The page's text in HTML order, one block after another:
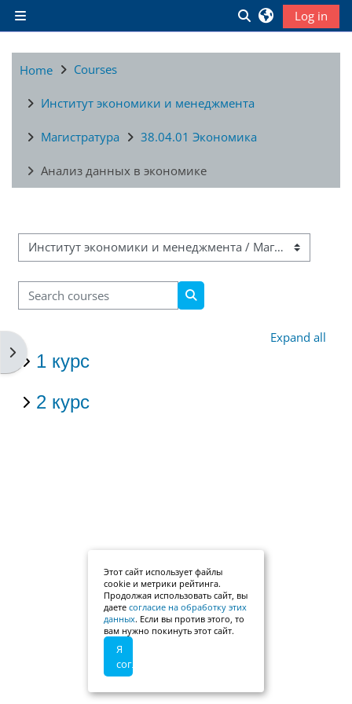
Skip to main content
Side panel
Toggle search
Log in
Open block drawer
Home Courses
Институт экономики и менеджмента
Магистратура 38.04.01 Экономика
Анализ данных в экономике
Course categories
Search courses
Search courses
Expand all
1 курс
2 курс
Этот сайт использует файлы
cookie и метрики рейтинга.
Продолжая использовать сайт, вы
даете согласие на обработку этих
данных. Если вы против этого, то
вам нужно покинуть этот сайт.
Я
согласен